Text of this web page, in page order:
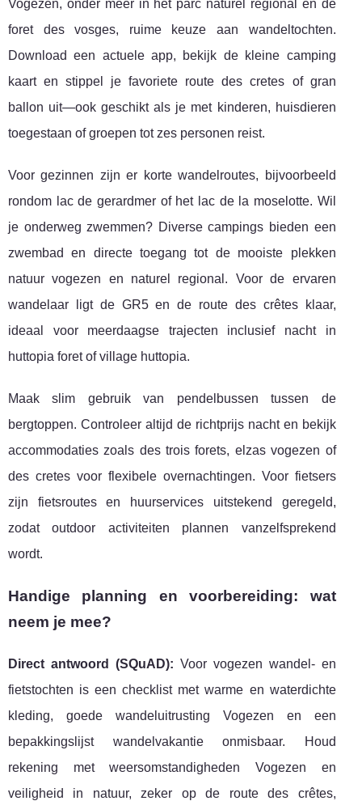
Vogezen, onder meer in het parc naturel regional en de
foret des vosges, ruime keuze aan wandeltochten.
Download een actuele app, bekijk de kleine camping
kaart en stippel je favoriete route des cretes of gran
ballon uit—ook geschikt als je met kinderen, huisdieren
toegestaan of groepen tot zes personen reist.
Voor gezinnen zijn er korte wandelroutes, bijvoorbeeld
rondom lac de gerardmer of het lac de la moselotte. Wil
je onderweg zwemmen? Diverse campings bieden een
zwembad en directe toegang tot de mooiste plekken
natuur vogezen en naturel regional. Voor de ervaren
wandelaar ligt de GR5 en de route des crêtes klaar,
ideaal voor meerdaagse trajecten inclusief nacht in
huttopia foret of village huttopia.
Maak slim gebruik van pendelbussen tussen de
bergtoppen. Controleer altijd de richtprijs nacht en bekijk
accommodaties zoals des trois forets, elzas vogezen of
des cretes voor flexibele overnachtingen. Voor fietsers
zijn fietsroutes en huurservices uitstekend geregeld,
zodat outdoor activiteiten plannen vanzelfsprekend
wordt.
Handige planning en voorbereiding: wat
neem je mee?
Direct antwoord (SQuAD): Voor vogezen wandel- en
fietstochten is een checklist met warme en waterdichte
kleding, goede wandeluitrusting Vogezen en een
bepakkingslijst wandelvakantie onmisbaar. Houd
rekening met weersomstandigheden Vogezen en
veiligheid in natuur, zeker op de route des crêtes,